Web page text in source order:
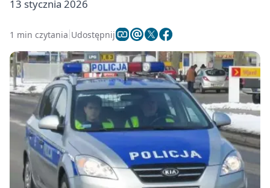
13 stycznia 2026
1 min czytania Udostępnij